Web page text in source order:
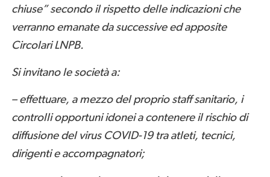
chiuse” secondo il rispetto delle indicazioni che
verranno emanate da successive ed apposite
Circolari LNPB.
Si invitano le società a:
– effettuare, a mezzo del proprio staff sanitario, i
controlli opportuni idonei a contenere il rischio di
diffusione del virus COVID-19 tra atleti, tecnici,
dirigenti e accompagnatori;